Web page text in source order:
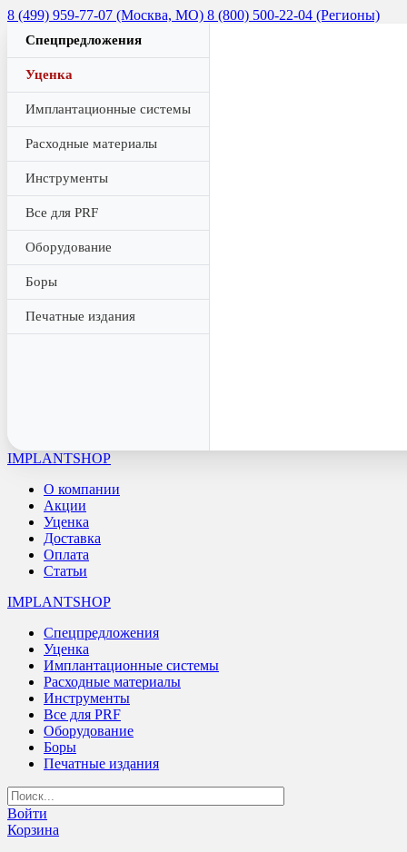
8 (499) 959-77-07 (Москва, МО) 8 (800) 500-22-04 (Регионы)
Спецпредложения
Уценка
Имплантационные системы
Расходные материалы
Инструменты
Все для PRF
Оборудование
Боры
Печатные издания
IMPLANTSHOP
О компании
Акции
Уценка
Доставка
Оплата
Статьи
IMPLANTSHOP
Спецпредложения
Уценка
Имплантационные системы
Расходные материалы
Инструменты
Все для PRF
Оборудование
Боры
Печатные издания
Войти
Корзина